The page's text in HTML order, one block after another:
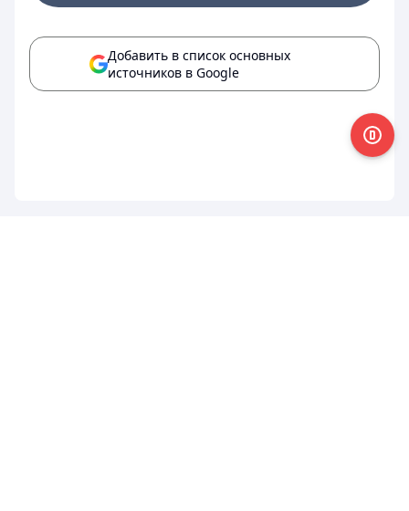
Добавить в список основных
источников в Google